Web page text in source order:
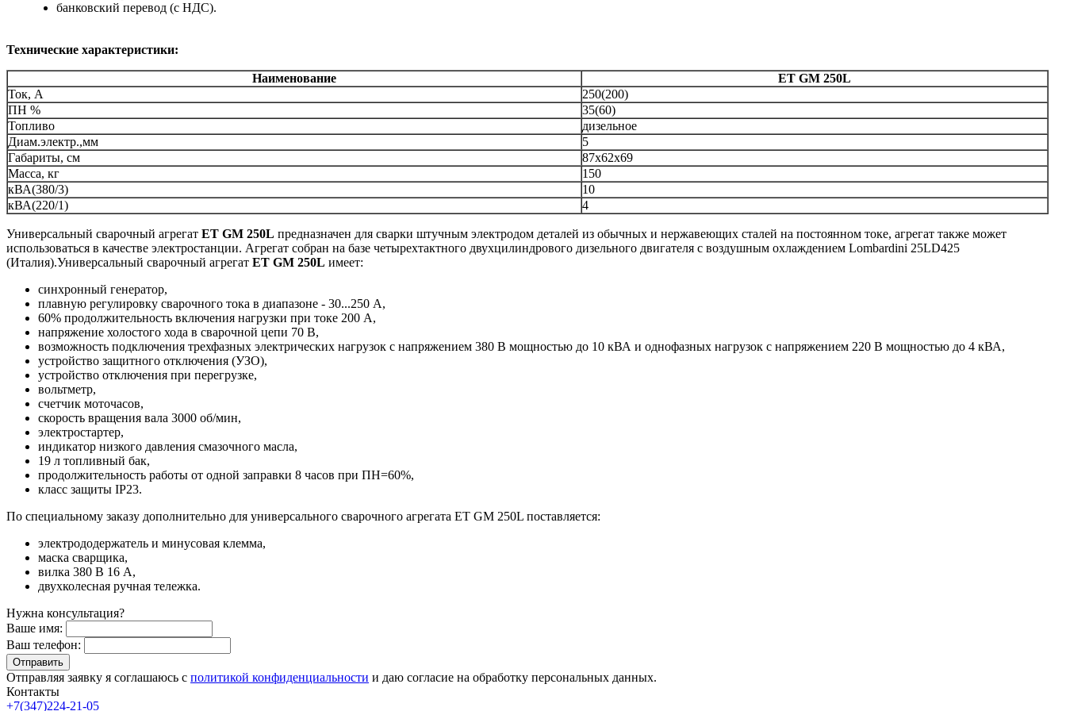
банковский перевод (с НДС).
Технические характеристики:
Наименование
ET GM 250L
Ток, А
250(200)
ПН %
35(60)
Топливо
дизельное
Диам.электр.,мм
5
Габариты, см
87х62х69
Масса, кг
150
кВА(380/3)
10
кВА(220/1)
4
Универсальный сварочный агрегат ET GM 250L предназначен для сварки штучным электродом деталей из обычных и нержавеющих сталей на постоянном токе, агрегат также может
использоваться в качестве электростанции. Агрегат собран на базе четырехтактного двухцилиндрового дизельного двигателя с воздушным охлаждением Lombardini 25LD425
(Италия).Универсальный сварочный агрегат ET GM 250L имеет:
синхронный генератор,
плавную регулировку сварочного тока в диапазоне - 30...250 А,
60% продолжительность включения нагрузки при токе 200 А,
напряжение холостого хода в сварочной цепи 70 В,
возможность подключения трехфазных электрических нагрузок с напряжением 380 В мощностью до 10 кВА и однофазных нагрузок с напряжением 220 В мощностью до 4 кВА,
устройство защитного отключения (УЗО),
устройство отключения при перегрузке,
вольтметр,
счетчик моточасов,
скорость вращения вала 3000 об/мин,
электростартер,
индикатор низкого давления смазочного масла,
19 л топливный бак,
продолжительность работы от одной заправки 8 часов при ПН=60%,
класс защиты IP23.
По специальному заказу дополнительно для универсального сварочного агрегата ET GM 250L поставляется:
электрододержатель и минусовая клемма,
маска сварщика,
вилка 380 В 16 А,
двухколесная ручная тележка.
Нужна консультация?
Ваше имя:
Ваш телефон:
Отправляя заявку я соглашаюсь с политикой конфиденциальности и даю согласие на обработку персональных данных.
Контакты
+7(347)224-21-05